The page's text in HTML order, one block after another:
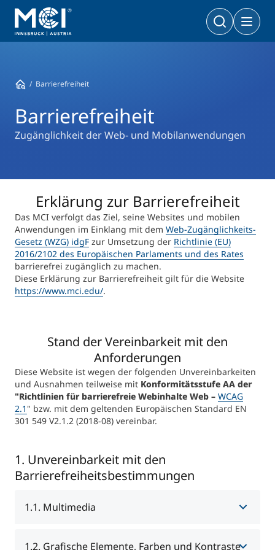
Wirtschaft & Gesellschaft
Berufsbegleitend studieren
Ein Studium, das zu Ihnen passt
International studieren
An über 300 Partneruniversitäten
Studienberatung
Study Finder Bachelor/Master
Technologie & Life Sciences
Kooperationsmöglichkeiten
Entrepreneurship & Start-ups
PhD | DBA
Executive Master
Executive Bachelor Online
BA
Zertifikats-Lehrgänge
Micro Degrees
Micro Credentials
Masterclasses
Technische Weiterbildung
Barrierefreiheit
Barrierefreiheit
Zugänglichkeit der Web- und Mobilanwendungen
Erklärung zur Barrierefreiheit
Das MCI verfolgt das Ziel, seine Websites und mobilen
Anwendungen im Einklang mit dem Web-Zugänglichkeits-
Gesetz (WZG) idgF zur Umsetzung der Richtlinie (EU)
2016/2102 des Europäischen Parlaments und des Rates
barrierefrei zugänglich zu machen.
Diese Erklärung zur Barrierefreiheit gilt für die Website
https://www.mci.edu/.
Stand der Vereinbarkeit mit den
Anforderungen
Diese Website ist wegen der folgenden Unvereinbarkeiten
und Ausnahmen teilweise mit Konformitätsstufe AA der
"Richtlinien für barrierefreie Webinhalte Web – WCAG
2.1 " bzw. mit dem geltenden Europäischen Standard EN
301 549 V2.1.2 (2018-08) vereinbar.
1. Unvereinbarkeit mit den
Barrierefreiheitsbestimmungen
1.1. Multimedia
Unsere Videos sind gehostet und veröffentlicht in
1.2. Grafische Elemente, Farben und Kontraste